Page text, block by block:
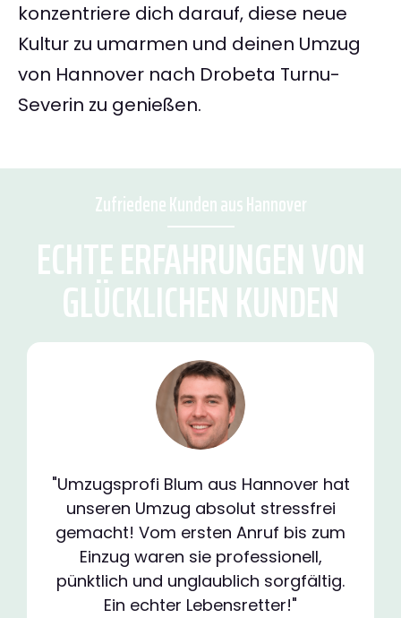
konzentriere dich darauf, diese neue
Kultur zu umarmen und deinen Umzug
von Hannover nach Drobeta Turnu-
Severin zu genießen.
Zufriedene Kunden aus Hannover
ECHTE ERFAHRUNGEN VON
GLÜCKLICHEN KUNDEN
"Umzugsprofi Blum aus Hannover hat
unseren Umzug absolut stressfrei
gemacht! Vom ersten Anruf bis zum
Einzug waren sie professionell,
pünktlich und unglaublich sorgfältig.
Ein echter Lebensretter!"